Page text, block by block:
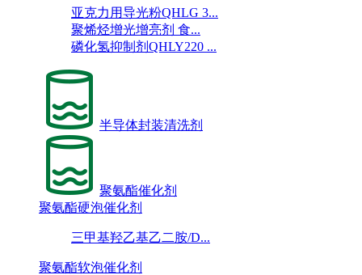
亚克力用导光粉QHLG 3...
聚烯烃增光增亮剂 食...
磷化氢抑制剂QHLY220 ...
半导体封装清洗剂
聚氨酯催化剂
聚氨酯硬泡催化剂
三甲基羟乙基乙二胺/D...
聚氨酯软泡催化剂